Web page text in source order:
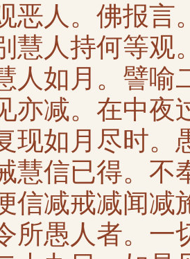
恶人。佛报言
慧人持何等观
人如月。譬喻
亦减。在中夜
现如月尽时。
慧信已得。不
信减戒减闻减
所愚人者。一